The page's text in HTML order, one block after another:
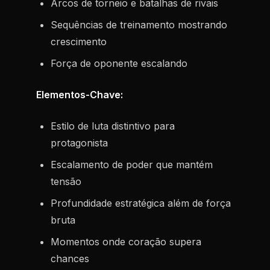
Arcos de torneio e batalhas de rivais
Sequências de treinamento mostrando
crescimento
Força de oponente escalando
Elementos-Chave:
Estilo de luta distintivo para
protagonista
Escalamento de poder que mantém
tensão
Profundidade estratégica além de força
bruta
Momentos onde coração supera
chances